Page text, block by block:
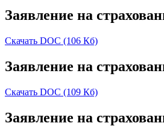
Заявление на
Скачать DOC (106 Кб)
Заявление на
Скачать DOC (109 Кб)
Заявление на